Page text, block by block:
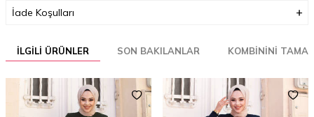
İade Koşulları
İLGILI ÜRÜNLER SON BAKILANLAR KOMBININI